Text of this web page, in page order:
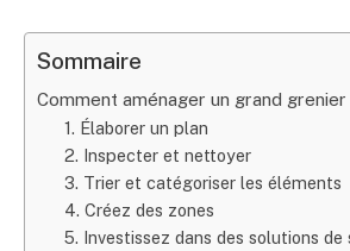
Sommaire
Comment aménager un grand grenier
1. Élaborer un plan
2. Inspecter et nettoyer
3. Trier et catégoriser les éléments
4. Créez des zones
5. Investissez dans des solutions de